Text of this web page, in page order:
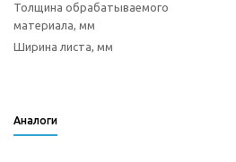
Толщина обрабатываемого
материала, мм
Ширина листа, мм
Аналоги